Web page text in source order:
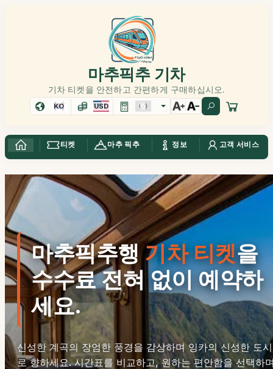
마추픽추 기차
기차 티켓을 안전하고 간편하게 구매하십시오.
KO USD
티켓 마추 픽추 정보 고객 서비스
마추픽추행기차 티켓을
수수료 전혀 없이 예약하
세요.
신성한 계곡의 장엄한 풍경을 감상하며 잉카의 신성한 도시
로 향하세요. 시간표를 비교하고, 원하는 편안함을 선택하